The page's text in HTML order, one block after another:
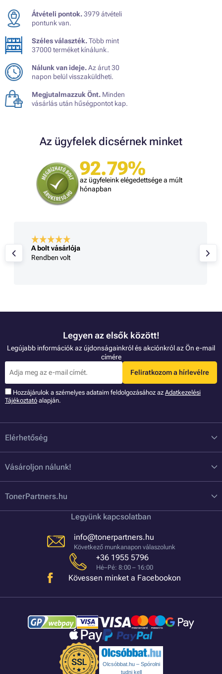
Átvételi pontok.3979 átvételi
pontunk van.
Széles választék.Több mint
37000 terméket kínálunk.
Nálunk van ideje.Az árut 30
napon belül visszaküldheti.
Megjutalmazzuk Önt. Minden
vásárlás után hűségpontot kap.
Az ügyfelek dicsérnek minket
92.79%
az ügyfeleink elégedettsége a múlt
hónapban
A bolt vásárlója
Rendben volt
Legyen az elsők között!
Legújabb információk az újdonságainkról és akciónkról az Ön e-mail
címére
Feliratkozom a hírlevélre
Hozzájárulok a szémelyes adataim feldolgozásához az Adatkezelési
Tájékoztató alapján.
Elérhetőség
Vásároljon nálunk!
TonerPartners.hu
Legyünk kapcsolatban
info@tonerpartners.hu
Következő munkanapon válaszolunk
+36 1955 5796
Hé–Pé: 8:00 – 16:00
Kövessen minket a Facebookon
Olcsóbbat.hu – Spórolni
tudni kell